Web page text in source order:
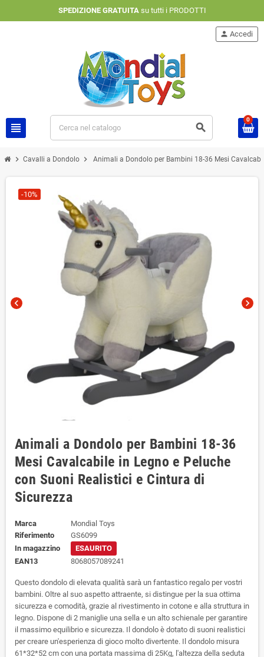
SPEDIZIONE GRATUITAsu tutti i PRODOTTI
view_headline search
person Accedi
0
chevron_right Cavalli a Dondolo chevron_right Animali a Dondolo per Bambini 18-36 Mesi
chevron_left chevron_right
-10%
Animali a Dondolo per Bambini 18-36
Mesi Cavalcabile in Legno e Peluche
con Suoni Realistici e Cintura di
Sicurezza
Marca
Mondial Toys
Riferimento
GS6099
In magazzino
ESAURITO
EAN13
8068057089241
Questo dondolo di elevata qualità sarà un fantastico regalo per vostri
bambini. Oltre al suo aspetto attraente, si distingue per la sua ottima
sicurezza e comodità, grazie al rivestimento in cotone e alla struttura in
legno. Dispone di 2 maniglie una sella e un alto schienale per garantire
il massimo equilibrio e sicurezza. Il dondolo è dotato di suoni realistici
per creare un'esperienza di gioco molto divertente. Il dondolo misura
61*32*52 cm con una portata massima di 25Kg, l'altezza della seduta